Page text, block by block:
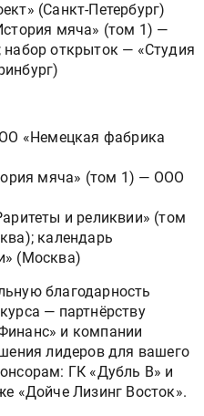
(Санкт-Петербург)
мяча» (том 1) —
открыток — «Студия
«Немецкая фабрика
мяча» (том 1) — ООО
и реликвии» (том
календарь
(Москва)
благодарность
— партнёрству
и компании
лидеров для вашего
ГК «Дубль В» и
«Дойче Лизинг Восток».